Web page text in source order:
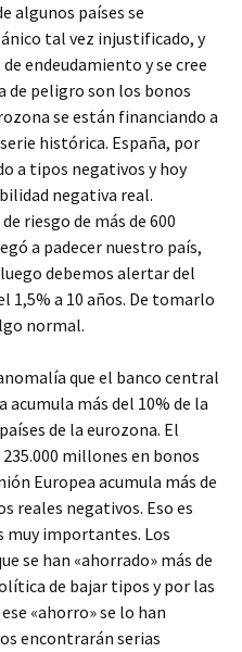
algunos países se
tal vez injustificado, y
endeudamiento y se cree
de peligro son los bonos
se están financiando a
histórica. España, por
a tipos negativos y hoy
negativa real.
riesgo de más de 600
a padecer nuestro país,
debemos alertar del
1,5% a 10 años. De tomarlo
normal.
que el banco central
acumula más del 10% de la
de la eurozona. El
millones en bonos
Europea acumula más de
reales negativos. Eso es
muy importantes. Los
se han «ahorrado» más de
de bajar tipos y por las
«ahorro» se lo han
encontrarán serias